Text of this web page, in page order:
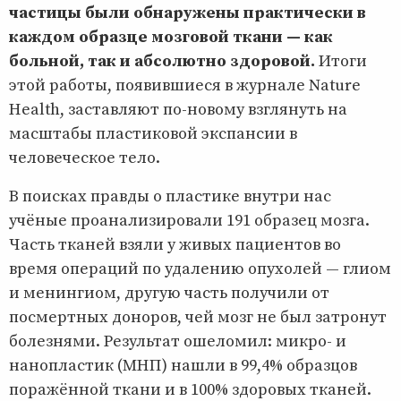
частицы были обнаружены практически в
каждом образце мозговой ткани — как
больной, так и абсолютно здоровой. Итоги
этой работы, появившиеся в журнале Nature
Health, заставляют по-новому взглянуть на
масштабы пластиковой экспансии в
человеческое тело.
В поисках правды о пластике внутри нас
учёные проанализировали 191 образец мозга.
Часть тканей взяли у живых пациентов во
время операций по удалению опухолей — глиом
и менингиом, другую часть получили от
посмертных доноров, чей мозг не был затронут
болезнями. Результат ошеломил: микро- и
нанопластик (МНП) нашли в 99,4% образцов
поражённой ткани и в 100% здоровых тканей.